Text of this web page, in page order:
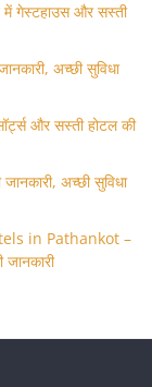
गेस्टहाउस और सस्ती
अच्छी सुविधा
और सस्ती होटल की
अच्छी सुविधा
in Pathankot –